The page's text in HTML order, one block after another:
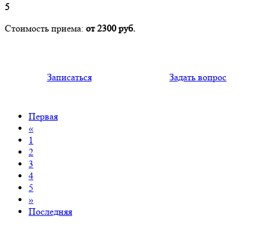
5
Стоимость приема: от 2300 руб.
Записаться Задать вопрос
Первая
«
1
2
3
4
5
»
Последняя